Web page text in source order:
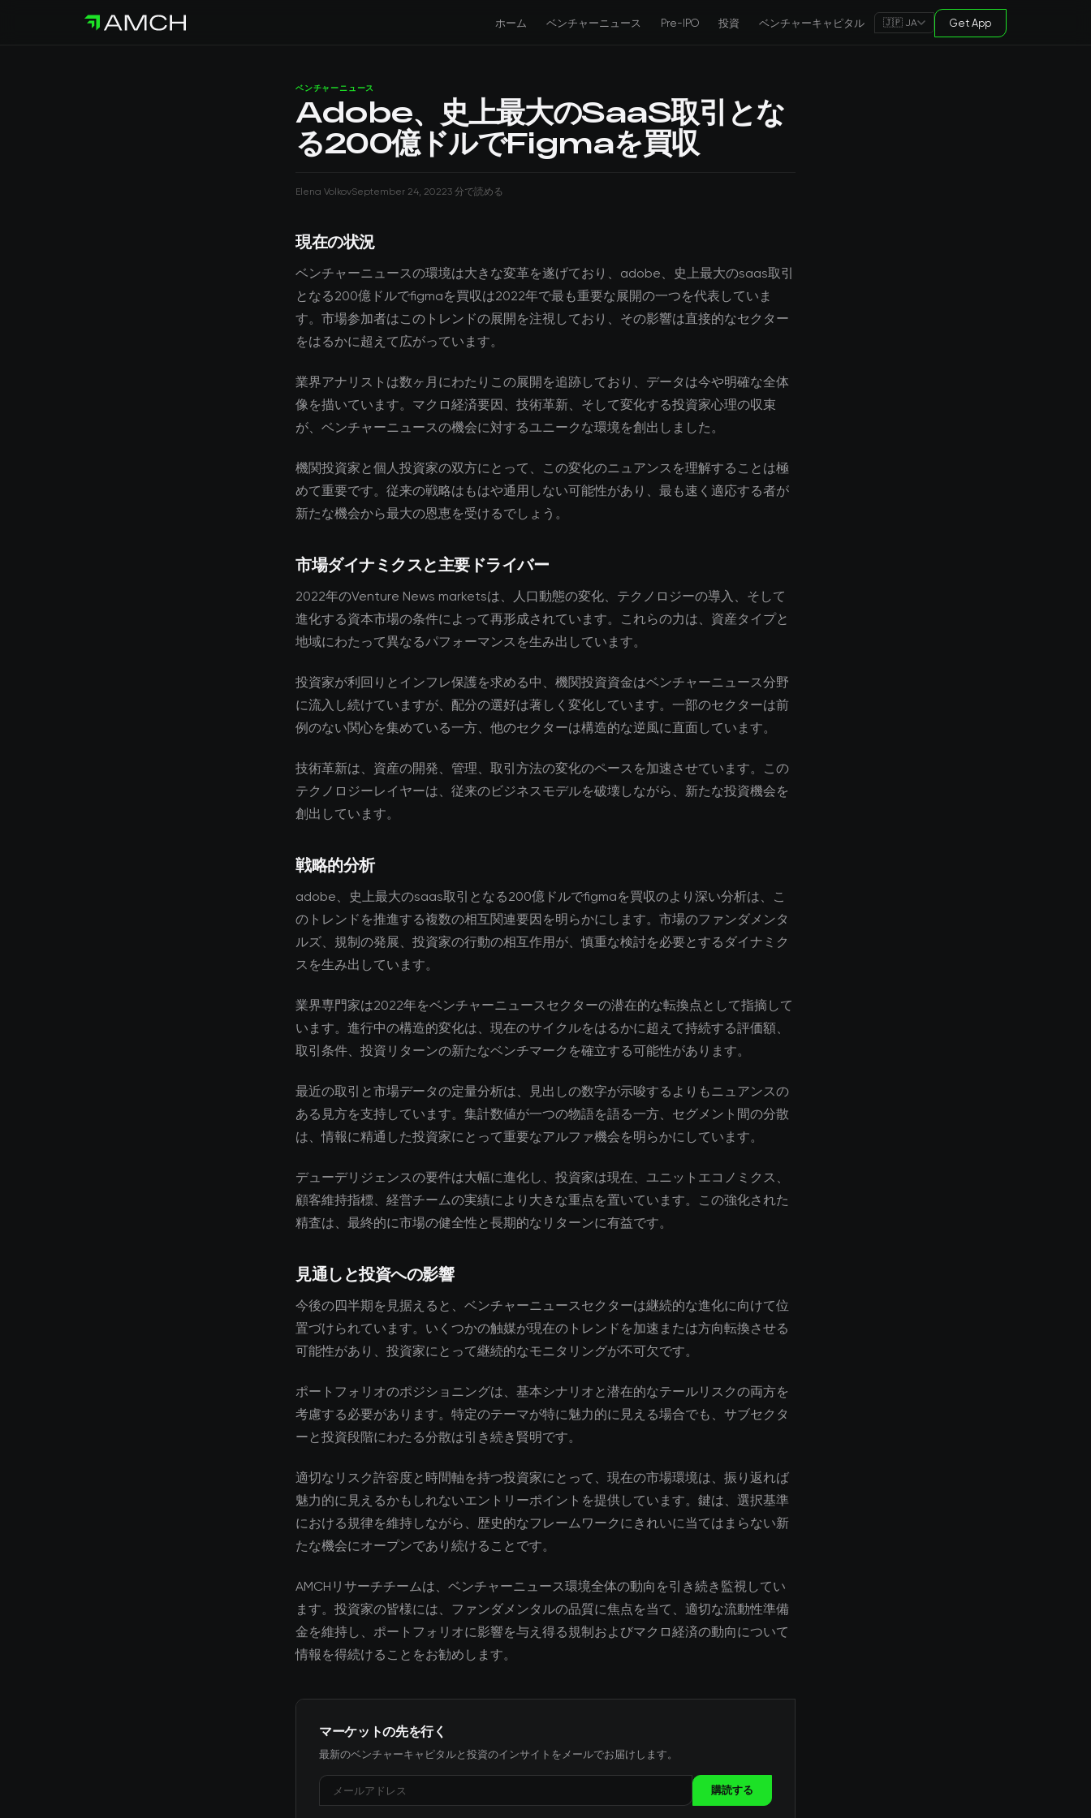
ホーム ベンチャーニュース Pre-IPO 投資 ベンチャーキャピタル 🇯🇵 JA Get App
ベンチャーニュース
Adobe、史上最大のSaaS取引とな
る200億ドルでFigmaを買収
Elena VolkovSeptember 24, 20223 分で読める
現在の状況
ベンチャーニュースの環境は大きな変革を遂げており、adobe、史上最大のsaas取引
となる200億ドルでfigmaを買収は2022年で最も重要な展開の一つを代表していま
す。市場参加者はこのトレンドの展開を注視しており、その影響は直接的なセクター
をはるかに超えて広がっています。
業界アナリストは数ヶ月にわたりこの展開を追跡しており、データは今や明確な全体
像を描いています。マクロ経済要因、技術革新、そして変化する投資家心理の収束
が、ベンチャーニュースの機会に対するユニークな環境を創出しました。
機関投資家と個人投資家の双方にとって、この変化のニュアンスを理解することは極
めて重要です。従来の戦略はもはや通用しない可能性があり、最も速く適応する者が
新たな機会から最大の恩恵を受けるでしょう。
市場ダイナミクスと主要ドライバー
2022年のVenture News marketsは、人口動態の変化、テクノロジーの導入、そして
進化する資本市場の条件によって再形成されています。これらの力は、資産タイプと
地域にわたって異なるパフォーマンスを生み出しています。
投資家が利回りとインフレ保護を求める中、機関投資資金はベンチャーニュース分野
に流入し続けていますが、配分の選好は著しく変化しています。一部のセクターは前
例のない関心を集めている一方、他のセクターは構造的な逆風に直面しています。
技術革新は、資産の開発、管理、取引方法の変化のペースを加速させています。この
テクノロジーレイヤーは、従来のビジネスモデルを破壊しながら、新たな投資機会を
創出しています。
戦略的分析
adobe、史上最大のsaas取引となる200億ドルでfigmaを買収のより深い分析は、こ
のトレンドを推進する複数の相互関連要因を明らかにします。市場のファンダメンタ
ルズ、規制の発展、投資家の行動の相互作用が、慎重な検討を必要とするダイナミク
スを生み出しています。
業界専門家は2022年をベンチャーニュースセクターの潜在的な転換点として指摘して
います。進行中の構造的変化は、現在のサイクルをはるかに超えて持続する評価額、
取引条件、投資リターンの新たなベンチマークを確立する可能性があります。
最近の取引と市場データの定量分析は、見出しの数字が示唆するよりもニュアンスの
ある見方を支持しています。集計数値が一つの物語を語る一方、セグメント間の分散
は、情報に精通した投資家にとって重要なアルファ機会を明らかにしています。
デューデリジェンスの要件は大幅に進化し、投資家は現在、ユニットエコノミクス、
顧客維持指標、経営チームの実績により大きな重点を置いています。この強化された
精査は、最終的に市場の健全性と長期的なリターンに有益です。
見通しと投資への影響
今後の四半期を見据えると、ベンチャーニュースセクターは継続的な進化に向けて位
置づけられています。いくつかの触媒が現在のトレンドを加速または方向転換させる
可能性があり、投資家にとって継続的なモニタリングが不可欠です。
ポートフォリオのポジショニングは、基本シナリオと潜在的なテールリスクの両方を
考慮する必要があります。特定のテーマが特に魅力的に見える場合でも、サブセクタ
ーと投資段階にわたる分散は引き続き賢明です。
適切なリスク許容度と時間軸を持つ投資家にとって、現在の市場環境は、振り返れば
魅力的に見えるかもしれないエントリーポイントを提供しています。鍵は、選択基準
における規律を維持しながら、歴史的なフレームワークにきれいに当てはまらない新
たな機会にオープンであり続けることです。
AMCHリサーチチームは、ベンチャーニュース環境全体の動向を引き続き監視してい
ます。投資家の皆様には、ファンダメンタルの品質に焦点を当て、適切な流動性準備
金を維持し、ポートフォリオに影響を与え得る規制およびマクロ経済の動向について
情報を得続けることをお勧めします。
マーケットの先を行く
最新のベンチャーキャピタルと投資のインサイトをメールでお届けします。
購読する